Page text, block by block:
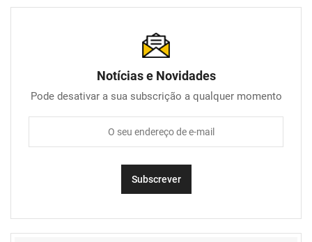
Notícias e Novidades
Pode desativar a sua subscrição a qualquer momento